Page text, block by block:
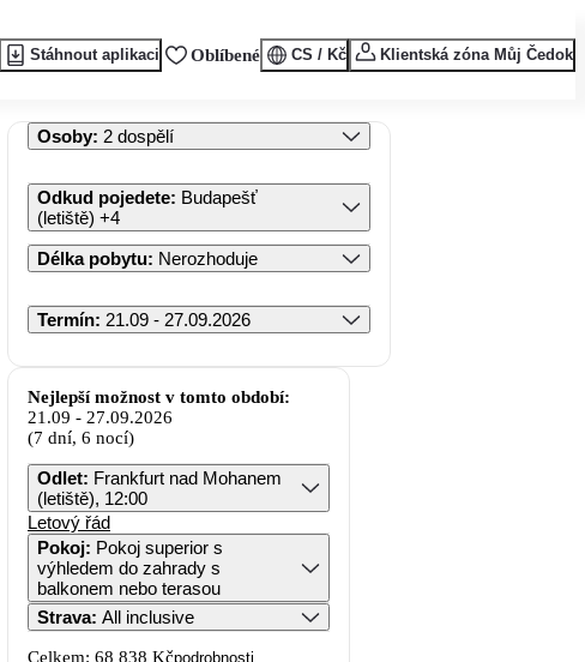
Stáhnout aplikaci Oblíbené CS / Kč Klientská zóna Můj Čedok
Osoby: 2 dospělí
Odkud pojedete: Budapešť
(letiště) +4
Délka pobytu: Nerozhoduje
Termín: 21.09 - 27.09.2026
Nejlepší možnost v tomto období:
21.09 - 27.09.2026
(7 dní, 6 nocí)
Odlet: Frankfurt nad Mohanem
(letiště), 12:00
Letový řád
Pokoj: Pokoj superior s
výhledem do zahrady s
balkonem nebo terasou
Strava: All inclusive
Celkem: 68 838 Kčpodrobnosti